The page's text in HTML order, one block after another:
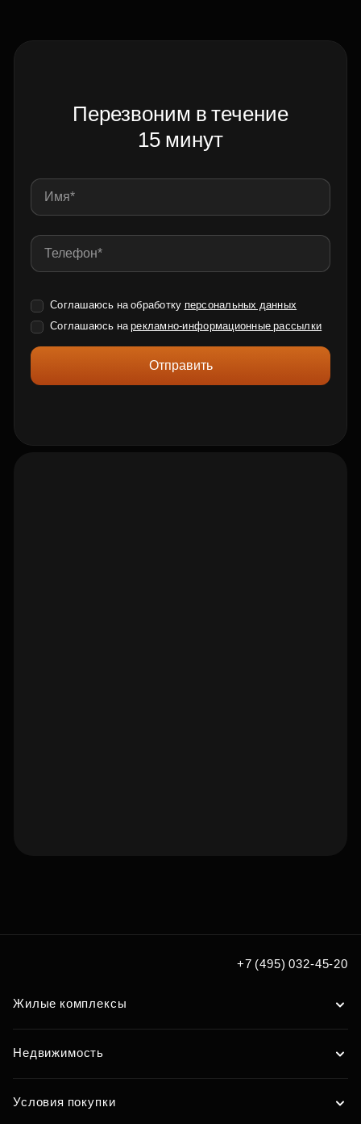
Перезвоним в течение
15 минут
Соглашаюсь на обработку персональных данных
Соглашаюсь нарекламно-информационные рассылки
Отправить
+7 (495) 032-45-20
Жилые комплексы
Недвижимость
Условия покупки